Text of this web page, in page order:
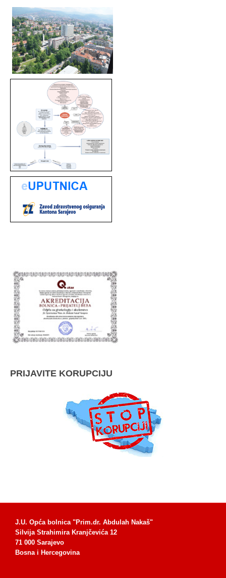
PRIJAVITE KORUPCIJU
J.U. Opća bolnica "Prim.dr. Abdulah Nakaš"
Silvija Strahimira Kranjčevića 12
71 000 Sarajevo
Bosna i Hercegovina